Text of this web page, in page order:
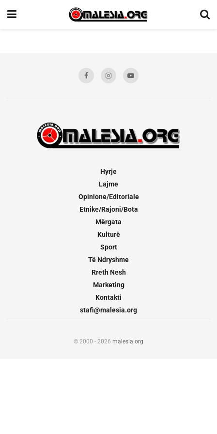
Hyrje
Lajme
Opinione/Editoriale
Etnike/Rajoni/Bota
Mërgata
Kulturë
Sport
Të Ndryshme
Rreth Nesh
Marketing
Kontakti
stafi@malesia.org
© 2000 - 2026 malesia.org